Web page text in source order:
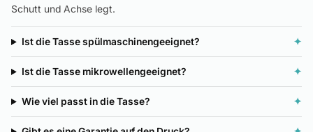
Schutt und Achse legt.
Ist die Tasse spülmaschinengeeignet? ✦
Ist die Tasse mikrowellengeeignet? ✦
Wie viel passt in die Tasse? ✦